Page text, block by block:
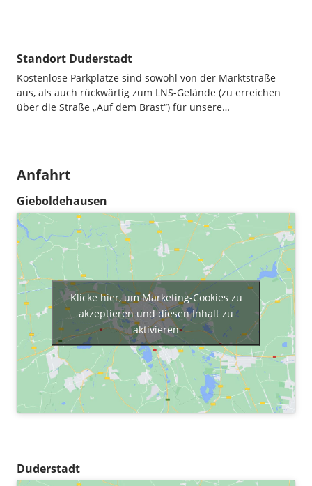
Standort Duderstadt
Kostenlose Parkplätze sind sowohl von der Marktstraße
aus, als auch rückwärtig zum LNS-Gelände (zu erreichen
über die Straße „Auf dem Brast“) für unsere…
Anfahrt
Gieboldehausen
Klicke hier, um Marketing-Cookies zu
akzeptieren und diesen Inhalt zu
aktivieren
Duderstadt